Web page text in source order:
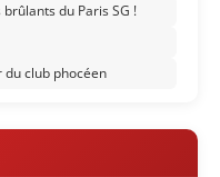
du Paris SG !
club phocéen